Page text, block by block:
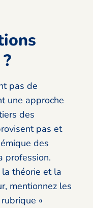
pas de
une approche
des
pas et
des
profession.
théorie et la
mentionnez les
«